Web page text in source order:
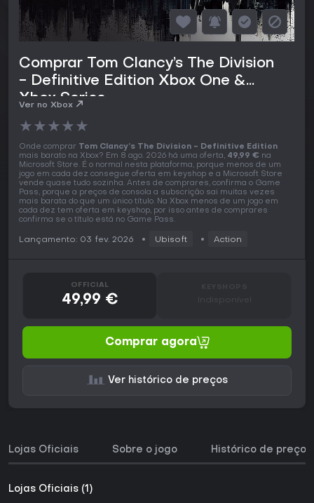
Comprar Tom Clancy’s The Division
- Definitive Edition Xbox One &
Xbox Series
Ver no Xbox
★★★★★
Onde comprar Tom Clancy’s The Division - Definitive Edition
mais barato na Xbox? Em 8 ago. 2026 há uma oferta, 49,99 € na
Microsoft Store. É o normal nesta plataforma, porque menos de um
jogo em cada dez consegue oferta em keyshop e a Microsoft Store
vende quase tudo sozinha. Antes de comprares, confirma o Game
Pass, porque a preços de consola a subscrição sai muitas vezes
mais barata do que um único título. Na Xbox menos de um jogo em
cada dez tem oferta em keyshop, por isso antes de comprares
confirma se o título está no Game Pass.
Lançamento: 03 fev. 2026 Ubisoft Action
OFFICIAL
49,99 € Indisponível
Comprar agora
Ver histórico de preços
Lojas Oficiais Sobre o jogo Histórico de preços
Lojas Oficiais (1)